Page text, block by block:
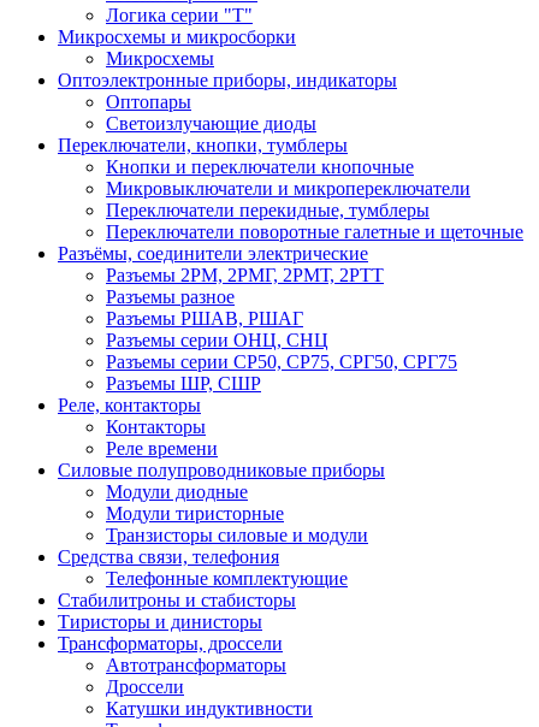
Логика серии "Т"
Микросхемы и микросборки
Микросхемы
Оптоэлектронные приборы, индикаторы
Оптопары
Светоизлучающие диоды
Переключатели, кнопки, тумблеры
Кнопки и переключатели кнопочные
Микровыключатели и микропереключатели
Переключатели перекидные, тумблеры
Переключатели поворотные галетные и щеточные
Разъёмы, соединители электрические
Разъемы 2РМ, 2РМГ, 2РМТ, 2РТТ
Разъемы разное
Разъемы РШАВ, РШАГ
Разъемы серии ОНЦ, СНЦ
Разъемы серии СР50, СР75, СРГ50, СРГ75
Разъемы ШР, СШР
Реле, контакторы
Контакторы
Реле времени
Силовые полупроводниковые приборы
Модули диодные
Модули тиристорные
Транзисторы силовые и модули
Средства связи, телефония
Телефонные комплектующие
Стабилитроны и стабисторы
Тиристоры и динисторы
Трансформаторы, дроссели
Автотрансформаторы
Дроссели
Катушки индуктивности